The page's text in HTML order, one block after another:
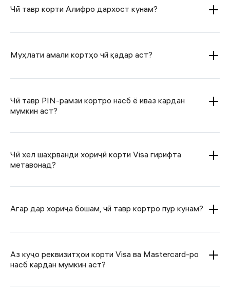
Чӣ тавр корти Алифро дархост кунам?
Муҳлати амали кортҳо чӣ қадар аст?
Чӣ тавр PIN-рамзи кортро насб ё иваз кардан
мумкин аст?
Чӣ хел шаҳрванди хориҷӣ корти Visa гирифта
метавонад?
Агар дар хориҷа бошам, чӣ тавр кортро пур кунам?
Аз куҷо реквизитҳои корти Visa ва Mastercard-ро
насб кардан мумкин аст?